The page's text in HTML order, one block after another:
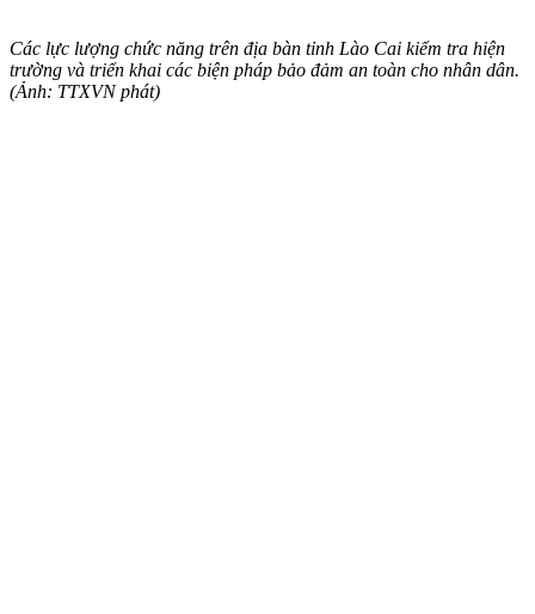
Các lực lượng chức năng trên địa bàn tỉnh Lào Cai kiểm tra hiện
trường và triển khai các biện pháp bảo đảm an toàn cho nhân dân.
(Ảnh: TTXVN phát)